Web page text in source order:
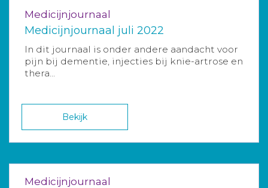
Medicijnjournaal
Medicijnjournaal juli 2022
In dit journaal is onder andere aandacht voor
pijn bij dementie, injecties bij knie-artrose en
thera...
Bekijk
Medicijnjournaal